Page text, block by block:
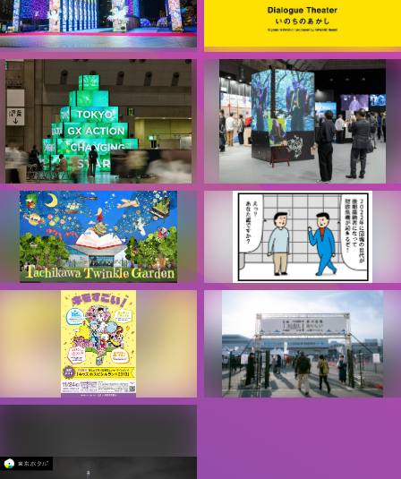
LIGHT WALK ODAIBA
ODAIBAイルミネーション実行
委員会
河瀨直美プロデュース 大阪・関
西万博 シグネチャーパビリオン
「Dialogue Theater - いのちの
あかし - 」
公益社団法人２０２５年日本国
際博覧会協会
TOKYO GX ACTION
CHANGING 〜未来を変える脱炭
素アクション〜
TOKYO GX ACTION2025実行
委員会
SusHi Tech Tokyo 2025 未来
体験パビリオン
東京都
Tachikawa Twinkle Garden
多摩地域プロジェクションマッ
ピング実行委員会
「健康保険制度存続問題」がよ
くわかる3コマ漫画
健康保険組合連合会
公益社団法人 東京都医師会